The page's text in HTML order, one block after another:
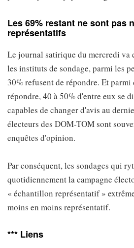
Les 69% restant ne sont pas
représentatifs
Le journal satirique du mercredi va
les instituts de sondage, parmi les
30% refusent de répondre. Et
répondre, 40 à 50% d'entre eux se
capables de changer d'avis au
électeurs des DOM-TOM sont
enquêtes d'opinion.
Par conséquent, les sondages qui
quotidiennement la campagne
« échantillon représentatif »
moins en moins représentatif.
*** Liens